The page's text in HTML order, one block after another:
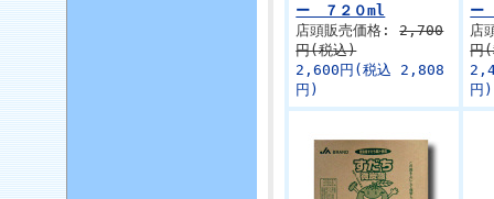
ー ７２０ml
店頭販売価格:2,700
円(税込)
2,600円(税込 2,808
円)
ー
店
円
円)